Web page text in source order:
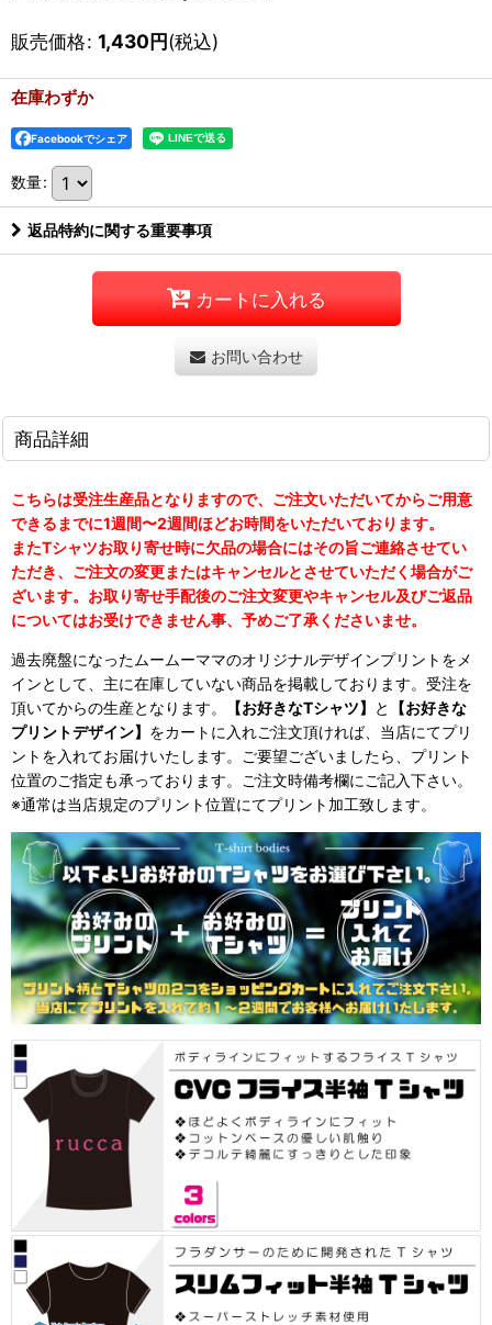
販売価格: 1,430円(税込)
在庫わずか
Facebookでシェア
数量:
返品特約に関する重要事項
カートに入れる
お問い合わせ
商品詳細
こちらは受注生産品となりますので、ご注文いただいてからご用意
できるまでに1週間〜2週間ほどお時間をいただいております。
またTシャツお取り寄せ時に欠品の場合にはその旨ご連絡させてい
ただき、ご注文の変更またはキャンセルとさせていただく場合がご
ざいます。お取り寄せ手配後のご注文変更やキャンセル及びご返品
についてはお受けできません事、予めご了承くださいませ。
過去廃盤になったムームーママのオリジナルデザインプリントをメ
インとして、主に在庫していない商品を掲載しております。受注を
頂いてからの生産となります。
【お好きなTシャツ】 と
【お好きな
プリントデザイン】 をカートに入れご注文頂ければ、当店にてプリ
ントを入れてお届けいたします。ご要望ございましたら、プリント
位置のご指定も承っております。ご注文時備考欄にご記入下さい。
※通常は当店規定のプリント位置にてプリント加工致します。